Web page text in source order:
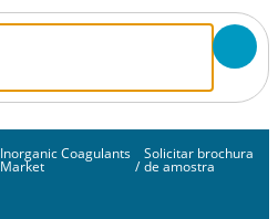
Inorganic Coagulants
Market /
Solicitar brochura
de amostra